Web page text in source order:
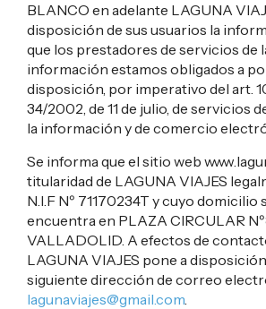
BLANCO en adelante LAGUNA
disposición de sus usuarios la
que los prestadores de servicios de
información estamos obligados a
disposición, por imperativo del art.
34/2002, de 11 de julio, de servicios
la información y de comercio
Se informa que el sitio web
titularidad de LAGUNA VIAJES
N.I.F Nº 71170234T y cuyo domicilio
encuentra en PLAZA CIRCULAR
VALLADOLID. A efectos de
LAGUNA VIAJES pone a
siguiente dirección de correo
lagunaviajes@gmail.com.